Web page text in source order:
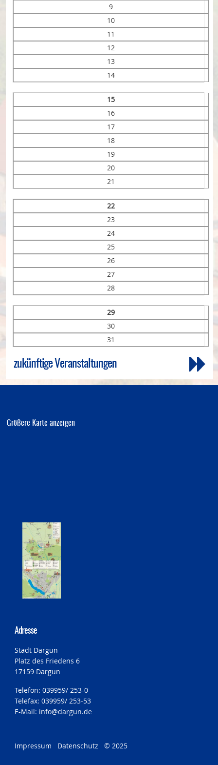
9
10
11
12
13
14
15
16
17
18
19
20
21
22
23
24
25
26
27
28
29
30
31
zukünftige Veranstaltungen
Größere Karte anzeigen
Adresse
Stadt Dargun
Platz des Friedens 6
17159 Dargun
Telefon: 039959/ 253-0
Telefax: 039959/ 253-53
E-Mail: info@dargun.de
Impressum Datenschutz © 2025